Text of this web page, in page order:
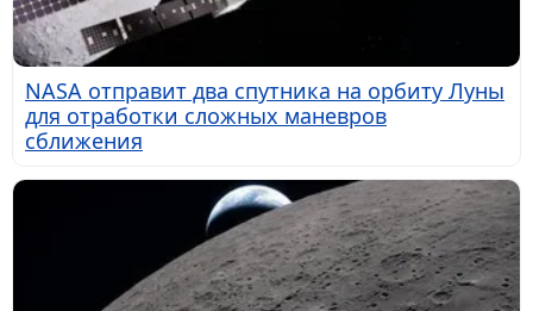
NASA отправит два спутника на орбиту Луны
для отработки сложных маневров
сближения